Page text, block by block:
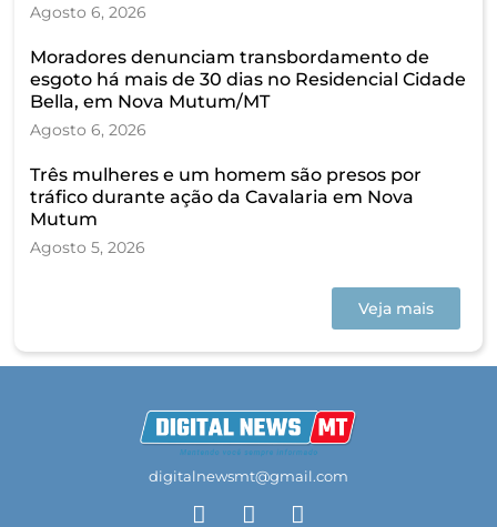
Agosto 6, 2026
Moradores denunciam transbordamento de
esgoto há mais de 30 dias no Residencial Cidade
Bella, em Nova Mutum/MT
Agosto 6, 2026
Três mulheres e um homem são presos por
tráfico durante ação da Cavalaria em Nova
Mutum
Agosto 5, 2026
Veja mais
digitalnewsmt@gmail.com